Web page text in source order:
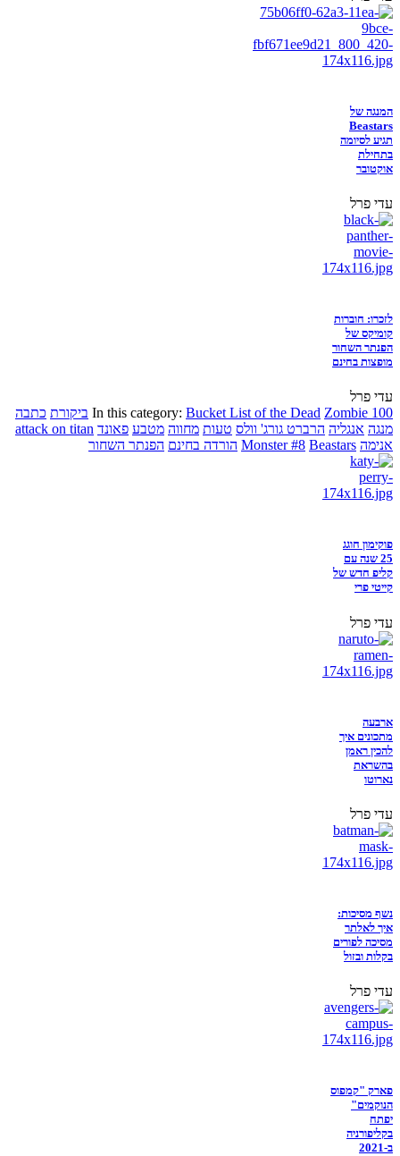
המנגה של
Beastars
תגיע לסיומה
בתחילת
אוקטובר
עדי פרל
לזכרו: חוברות
קומיקס של
הפנתר השחור
מופצות בחינם
עדי פרל
In this category: Bucket List of the Dead Zombie 100 ביקורת כתבה
מנגה אנגליה הרברט גורג' וולס טעות מחווה מטבע פאונד attack on titan
אנימה
Monster #8 Beastars הורדה בחינם הפנתר השחור
פוקימון חוגג
25 שנה עם
קליפ חדש של
קייטי פרי
עדי פרל
ארבעה
מתכונים איך
להכין ראמן
בהשראת
נארוטו
עדי פרל
נשף מסיכות:
איך לאלתר
מסיכה לפורים
בקלות ובזול
עדי פרל
פארק "קמפוס
הנוקמים"
יפתח
בקליפורניה
ב-2021